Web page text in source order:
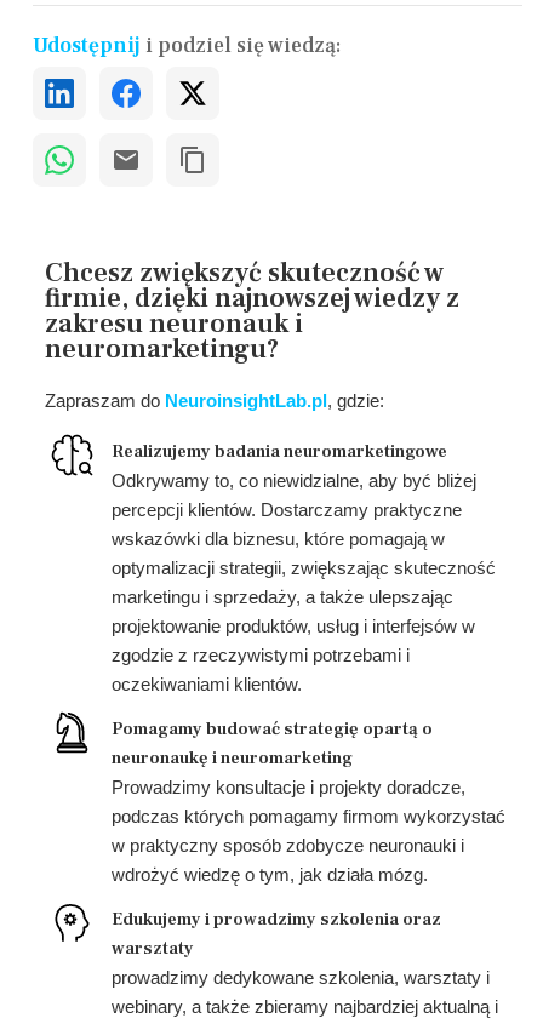
Udostępnij i podziel się wiedzą:
Chcesz zwiększyć skuteczność w
firmie, dzięki najnowszej wiedzy z
zakresu neuronauk i
neuromarketingu?
Zapraszam do NeuroinsightLab.pl , gdzie:
Realizujemy badania neuromarketingowe
Odkrywamy to, co niewidzialne, aby być bliżej
percepcji klientów. Dostarczamy praktyczne
wskazówki dla biznesu, które pomagają w
optymalizacji strategii, zwiększając skuteczność
marketingu i sprzedaży, a także ulepszając
projektowanie produktów, usług i interfejsów w
zgodzie z rzeczywistymi potrzebami i
oczekiwaniami klientów.
Pomagamy budować strategię opartą o
neuronaukę i neuromarketing
Prowadzimy konsultacje i projekty doradcze,
podczas których pomagamy firmom wykorzystać
w praktyczny sposób zdobycze neuronauki i
wdrożyć wiedzę o tym, jak działa mózg.
Edukujemy i prowadzimy szkolenia oraz
warsztaty
prowadzimy dedykowane szkolenia, warsztaty i
webinary, a także zbieramy najbardziej aktualną i